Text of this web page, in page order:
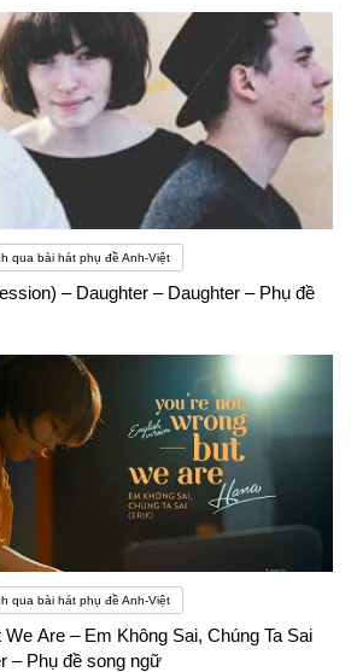
qua bài hát phụ đề Anh-Việt
– Daughter – Daughter – Phụ đề
qua bài hát phụ đề Anh-Việt
Are – Em Không Sai, Chúng Ta Sai
– Phụ đề song ngữ